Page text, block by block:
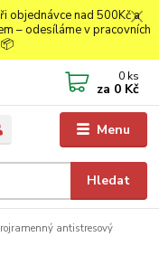
objednávce nad 500Kč a
– odesíláme v pracovních
Menu
Hledat
0 ks
za 0 Kč
antistresový